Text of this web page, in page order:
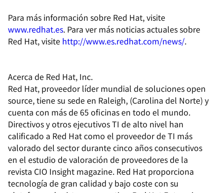
Para más información sobre Red Hat, visite
www.redhat.es. Para ver más noticias actuales sobre
Red Hat, visite http://www.es.redhat.com/news/.
Acerca de Red Hat, Inc.
Red Hat, proveedor líder mundial de soluciones open
source, tiene su sede en Raleigh, (Carolina del Norte) y
cuenta con más de 65 oficinas en todo el mundo.
Directivos y otros ejecutivos TI de alto nivel han
calificado a Red Hat como el proveedor de TI más
valorado del sector durante cinco años consecutivos
en el estudio de valoración de proveedores de la
revista CIO Insight magazine. Red Hat proporciona
tecnología de gran calidad y bajo coste con su